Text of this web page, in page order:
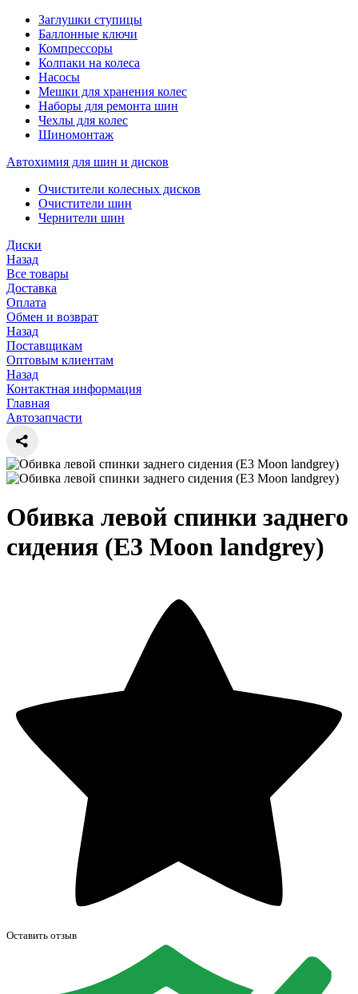
Заглушки ступицы
Баллонные ключи
Компрессоры
Колпаки на колеса
Насосы
Мешки для хранения колес
Наборы для ремонта шин
Чехлы для колес
Шиномонтаж
Автохимия для шин и дисков
Очистители колесных дисков
Очистители шин
Чернители шин
Диски
Назад
Все товары
Доставка
Оплата
Обмен и возврат
Назад
Поставщикам
Оптовым клиентам
Назад
Контактная информация
Главная
Автозапчасти
Обивка левой спинки заднего
сидения (Е3 Мoon landgrey)
Оставить отзыв